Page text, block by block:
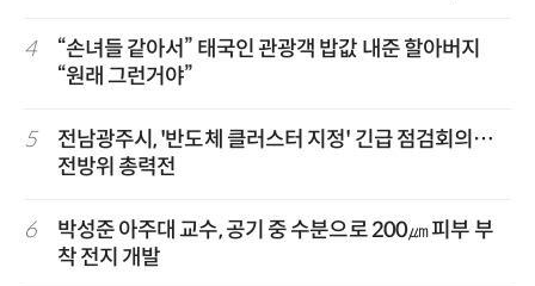
4
“손녀들 같아서” 태국인 관광객 밥값 내준 할아버지
“원래 그런거야”
5
전남광주시, '반도체 클러스터 지정' 긴급 점검회의…
전방위 총력전
6
박성준 아주대 교수, 공기 중 수분으로 200㎛ 피부 부
착 전지 개발